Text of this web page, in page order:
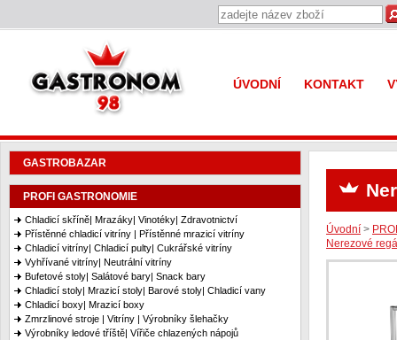
ÚVODNÍ KONTAKT
GASTROBAZAR
PROFI GASTRONOMIE
Chladicí skříně| Mrazáky| Vinotéky| Zdravotnictví
Přístěnné chladicí vitríny | Přístěnné mrazicí vitríny
Chladicí vitríny| Chladicí pulty| Cukrářské vitríny
Vyhřívané vitríny| Neutrální vitríny
Bufetové stoly| Salátové bary| Snack bary
Chladicí stoly| Mrazicí stoly| Barové stoly| Chladicí vany
Chladicí boxy| Mrazicí boxy
Zmrzlinové stroje | Vitríny | Výrobníky šlehačky
Výrobníky ledové tříště| Vířiče chlazených nápojů
Úvodní >
Nerezové